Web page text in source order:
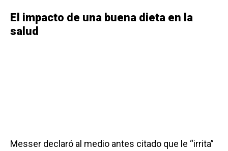
El impacto de una buena dieta en la
salud
Messer declaró al medio antes citado que le “irrita”